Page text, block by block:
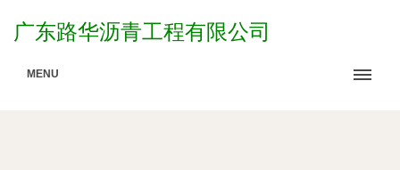
广东路华沥青工程有限公司
MENU